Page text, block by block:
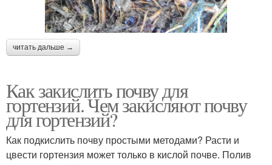
читать дальше →
Как закислить почву для
гортензий. Чем закисляют почву
для гортензий?
Как подкислить почву простыми методами? Расти и
цвести гортензия может только в кислой почве. Полив